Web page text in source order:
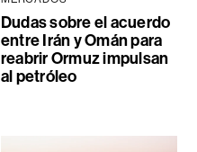
Dudas sobre el acuerdo
entre Irán y Omán para
reabrir Ormuz impulsan
al petróleo